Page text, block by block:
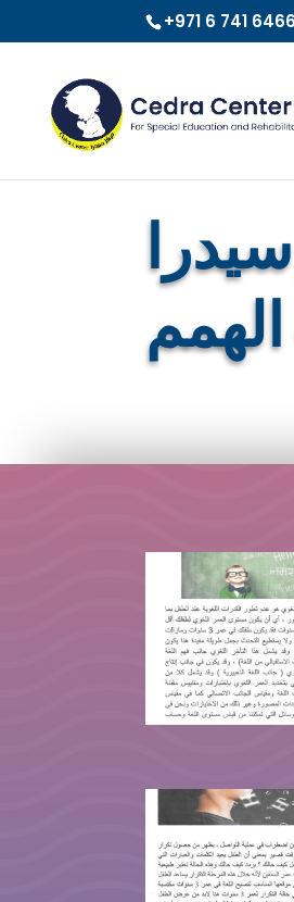
+971 6 741 6466